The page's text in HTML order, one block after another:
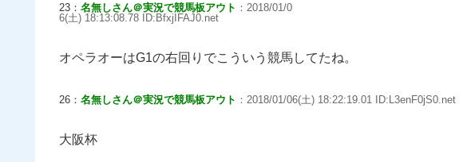
23： 名無しさん＠実況で競馬板アウト ：2018/01/0
6(土) 18:13:08.78 ID:BfxjIFAJ0.net
オペラオーはG1の右回りでこういう競馬してたね。
26： 名無しさん＠実況で競馬板アウト ：2018/01/06(土) 18:22:19.01 ID:L3enF0jS0.net
大阪杯